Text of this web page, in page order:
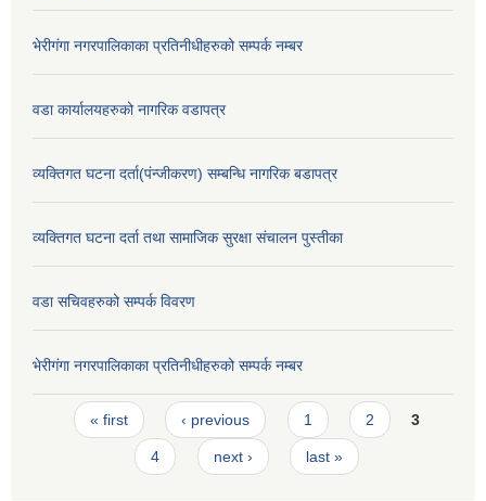
भेरीगंगा नगरपालिकाका प्रतिनीधीहरुको सम्पर्क नम्बर
वडा कार्यालयहरुको नागरिक वडापत्र
व्यक्तिगत घटना दर्ता(पंन्जीकरण) सम्बन्धि नागरिक बडापत्र
व्यक्तिगत घटना दर्ता तथा सामाजिक सुरक्षा संचालन पुस्तीका
वडा सचिवहरुको सम्पर्क विवरण
भेरीगंगा नगरपालिकाका प्रतिनीधीहरुको सम्पर्क नम्बर
Pages
« first ‹ previous 1 2 3
4 next › last »